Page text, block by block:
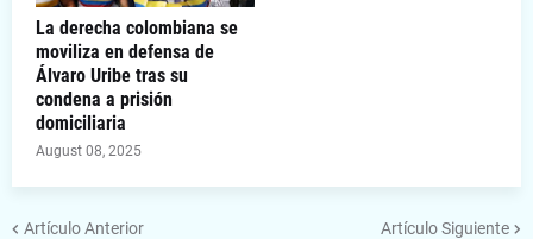
La derecha colombiana se
moviliza en defensa de
Álvaro Uribe tras su
condena a prisión
domiciliaria
August 08, 2025
Artículo Anterior Artículo Siguiente